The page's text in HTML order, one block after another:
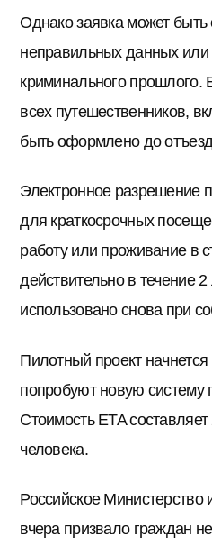
Однако заявка может быть
неправильных данных или
криминального прошлого.
всех путешественников,
быть оформлено до
Электронное разрешение
для краткосрочных
работу или проживание в
действительно в течение
использовано снова при
Пилотный проект
попробуют новую
Стоимость ETA
человека.
Российское Министерство
вчера призвало граждан